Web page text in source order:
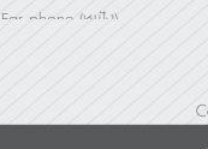
Ear phone (หูฟัง)
Others (อื่นๆ)